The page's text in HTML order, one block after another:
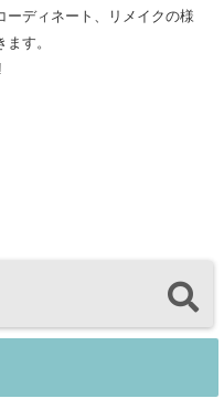
ーディネート、リメイクの様
す。